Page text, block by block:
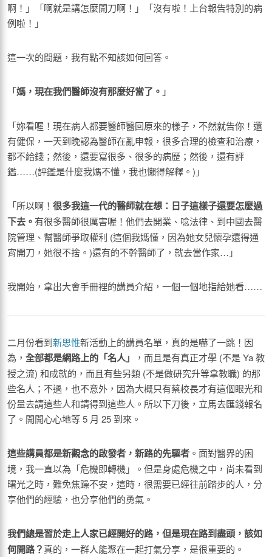
啊！」「啊就是講怎麼開刀啊！」「沒有啦！上台報告特別的病
例啦！」
這一次的問題，我有點不知該如何回答。
「媽，現在我們醫師沒有那麼好當了。 」
「妳看喔！現在病人都要醫師醫回原來的樣子，不然就告你！還
有健保，一天到晚認為醫師在亂申報，很多合理的檢查和治療，
都不給錢；然後，還要寫很多、很多的病歷；然後，還有評
鑑……(評鑑是什麼我媽不懂，我也懶得解釋。)」
「所以啊！ 很多我這一代的醫師就在想：日子這樣子還要怎麼過
下去。有很多醫師很厲害喔！他們去開業、唸法律、到中國去醫
院管理、幫醫師爭取權利 (這個我媽懂，因為她女兒懷孕還得通
宵開刀，她很不捨。)還有的不幹醫師了，就去當作家…」
我開始，拿出大會手冊裡的講員介紹，一個一個地指給她看……
二月份看到新思惟新活動上的講員名單，真的是嚇了一跳！因
為， 全部都是網路上的「名人」
，而且是有真正才學 (不是 Ya 教
授之流) 和成就的，而且有些另類 (不是做研究升等拿教職) 的那
些名人；不過，也不意外，因為大概只有蔡校長才有這個眼光和
份量去請這些人和請得到這些人。所以下刀後，立馬去匯錢報名
了。開開心心地等 5 月 25 到來。
這些講員都是新觀念的啟發者，新路的先驅者 。面對醫界的困
境，我一直以為「危機即轉機」。但是身處危機之中，尚未看到
曙光之時，難免焦躁不安，這時，很需要已經往前踏步的人，分
享他們的經驗，也分享他們的勇氣。
我們總是習於走上人家已經開好的路，但是現在路到盡頭，該如
何開路？真的，一群人能聚在一起打氣分享，是很重要的。